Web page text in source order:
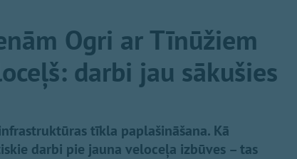
Ogri ar Tīnūžiem
darbi jau sākušies
tīkla paplašināšana. Kā
darbi pie jauna veloceļa izbūves – tas